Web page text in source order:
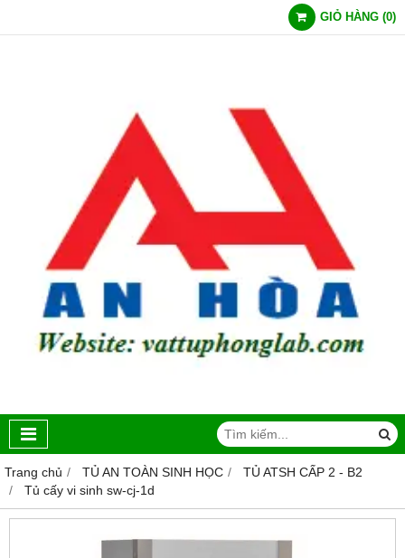
GIỎ HÀNG (0)
Trang chủ TỦ AN TOÀN SINH HỌC
TỦ ATSH CẤP 2 - B2
Tủ cấy vi sinh sw-cj-1d